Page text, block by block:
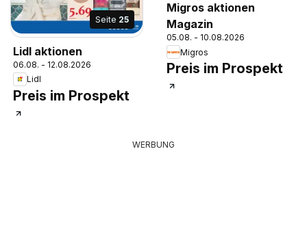
Seite 25
Lidl aktionen
06.08. - 12.08.2026
Lidl
Preis im Prospekt
Migros aktionen
Magazin
05.08. - 10.08.2026
Migros
Preis im Prospekt
WERBUNG